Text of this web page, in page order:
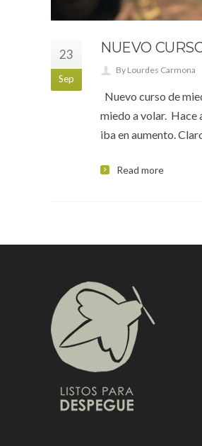
23
Sep
NUEVO
By Lourdes Carmona
Nuevo curso de
miedo a volar. Hace
iba en aumento.
Read more